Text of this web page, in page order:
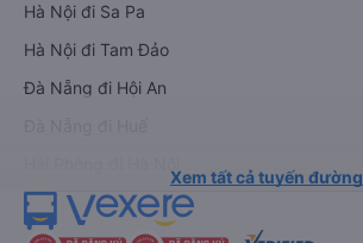
Hà Nội đi Sa Pa
Hà Nội đi Tam Đảo
Đà Nẵng đi Hội An
Xem tất cả tuyến đường